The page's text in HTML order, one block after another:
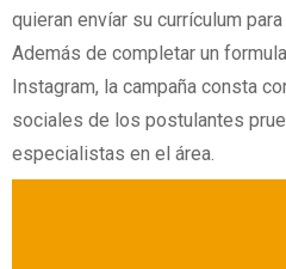
quieran envíar su currículum
Además de completar un
Instagram, la campaña consta
sociales de los postulantes
especialistas en el área.